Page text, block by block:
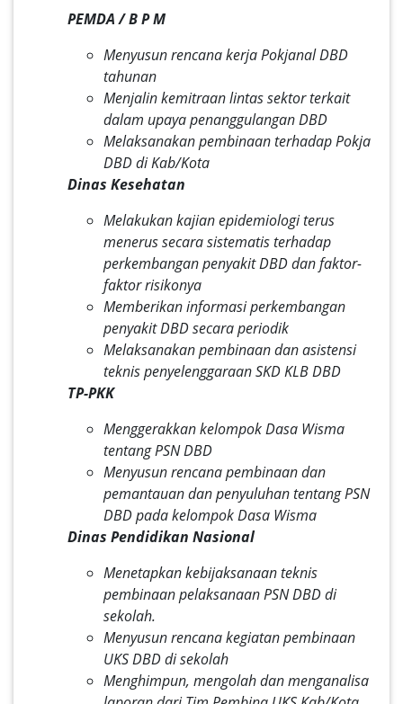
PEMDA / B P M
Menyusun rencana kerja Pokjanal DBD
tahunan
Menjalin kemitraan lintas sektor terkait
dalam upaya penanggulangan DBD
Melaksanakan pembinaan terhadap Pokja
DBD di Kab/Kota
Dinas Kesehatan
Melakukan kajian epidemiologi terus
menerus secara sistematis terhadap
perkembangan penyakit DBD dan faktor-
faktor risikonya
Memberikan informasi perkembangan
penyakit DBD secara periodik
Melaksanakan pembinaan dan asistensi
teknis penyelenggaraan SKD KLB DBD
TP-PKK
Menggerakkan kelompok Dasa Wisma
tentang PSN DBD
Menyusun rencana pembinaan dan
pemantauan dan penyuluhan tentang PSN
DBD pada kelompok Dasa Wisma
Dinas Pendidikan Nasional
Menetapkan kebijaksanaan teknis
pembinaan pelaksanaan PSN DBD di
sekolah.
Menyusun rencana kegiatan pembinaan
UKS DBD di sekolah
Menghimpun, mengolah dan menganalisa